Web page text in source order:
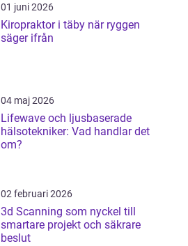
01 juni 2026
Kiropraktor i täby när ryggen
säger ifrån
04 maj 2026
Lifewave och ljusbaserade
hälsotekniker: Vad handlar det
om?
02 februari 2026
3d Scanning som nyckel till
smartare projekt och säkrare
beslut